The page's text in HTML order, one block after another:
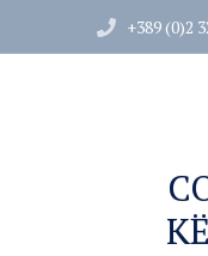
+389 (0)2